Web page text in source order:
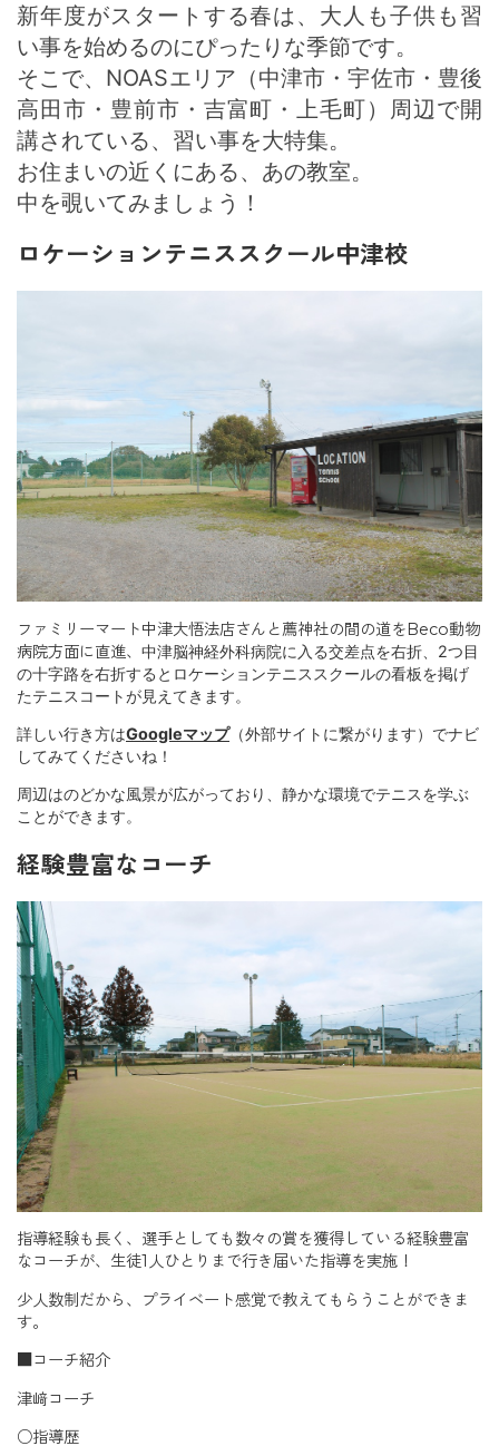
新年度がスタートする春は、大人も子供も習
い事を始めるのにぴったりな季節です。
そこで、NOASエリア（中津市・宇佐市・豊後
高田市・豊前市・吉富町・上毛町）周辺で開
講されている、習い事を大特集。
お住まいの近くにある、あの教室。
中を覗いてみましょう！
ロケーションテニススクール中津校
ファミリーマート中津大悟法店さんと薦神社の間の道をBeco動物
病院方面に直進、 中津脳神経外科病院に入る交差点を右折、2つ目
の十字路を右折するとロケーションテニススクールの看板を掲げ
たテニスコートが見えてきます。
詳しい行き方はGoogleマップ（外部サイトに繋がります）でナビ
してみてくださいね！
周辺はのどかな風景が広がっており、静かな環境でテニスを学ぶ
ことができます。
経験豊富なコーチ
指導経験も長く、選手としても数々の賞を獲得している経験豊富
なコーチが、生徒1人ひとりまで行き届いた指導を実施！
少人数制だから、プライベート感覚で教えてもらうことができま
す。
■コーチ紹介
津﨑コーチ
○指導歴